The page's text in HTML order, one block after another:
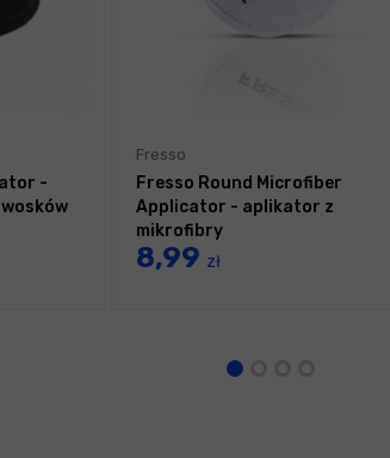
-
Fresso
Fresso Round Microfiber
Applicator - aplikator z
mikrofibry
8,99 zł